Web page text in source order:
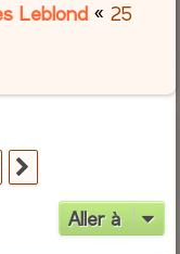
Leblond «25
Aller à